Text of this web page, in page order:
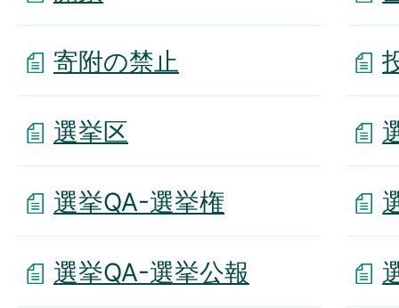
寄附の禁止
選挙区
選挙QA-選挙権
選挙QA-選挙公報